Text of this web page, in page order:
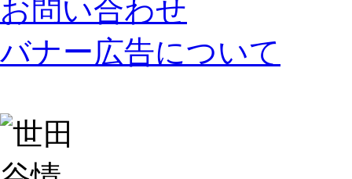
お問い合わせ
バナー広告について